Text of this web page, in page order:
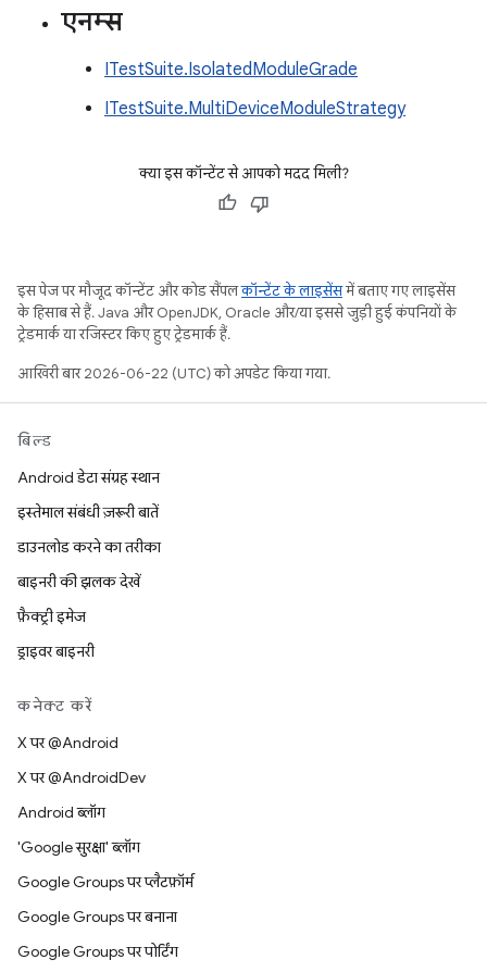
एनम्स
ITestSuite.IsolatedModuleGrade
ITestSuite.MultiDeviceModuleStrategy
क्या इस कॉन्टेंट से आपको मदद मिली?
इस पेज पर मौजूद कॉन्टेंट और कोड सैंपलकॉन्टेंट के लाइसेंसमें बताए गए लाइसेंस
के हिसाब से हैं. Java और OpenJDK, Oracle और/या इससे जुड़ी हुई कंपनियों के
ट्रेडमार्क या रजिस्टर किए हुए ट्रेडमार्क हैं.
आखिरी बार 2026-06-22 (UTC) को अपडेट किया गया.
बिल्ड
Android डेटा संग्रह स्थान
इस्तेमाल संबंधी ज़रूरी बातें
डाउनलोड करने का तरीका
बाइनरी की झलक देखें
फ़ैक्ट्री इमेज
ड्राइवर बाइनरी
कनेक्ट करें
X पर @Android
X पर @AndroidDev
Android ब्लॉग
'Google सुरक्षा' ब्लॉग
Google Groups पर प्लैटफ़ॉर्म
Google Groups पर बनाना
Google Groups पर पोर्टिंग